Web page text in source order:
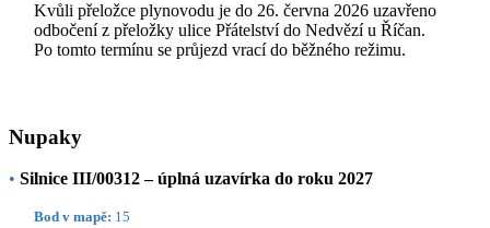
Kvůli přeložce plynovodu je do 26. června 2026 uzavřeno
odbočení z přeložky ulice Přátelství do Nedvězí u Říčan.
Po tomto termínu se průjezd vrací do běžného režimu.
Nupaky
• Silnice III/00312 – úplná uzavírka do roku 2027
Bod v mapě: 15